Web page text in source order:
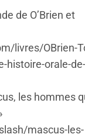
de O’Brien et
livres/OBrien-
histoire-orale-de-
les hommes
mascus-les-